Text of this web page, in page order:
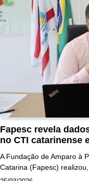
Fapesc revela
no CTI catarinense
A Fundação de Amparo à
Catarina (Fapesc)